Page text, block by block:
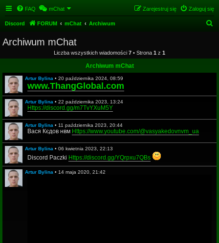
FAQ mChat Zaloguj się
Zarejestruj się
Discord FORUM mChat Archiwum
k
Archiwum mChat
Liczba wszystkich wiadomości 7 • Strona 1 z 1
Archiwum mChat
Artur Bylina • 20 października 2024, 08:59
www.ThangGlobal.com
Artur Bylina • 22 października 2023, 13:24
Https://discord.gg/m7TvYXuM5Y
Artur Bylina • 11 października 2023, 20:44
Вася Кєдов нвм Https://www.youtube.com/@vasyakedovnvm_ua
Artur Bylina • 06 kwietnia 2023, 22:13
Discord Paczki Https://discord.gg/YQrpxu7QBs
Artur Bylina • 14 maja 2020, 21:42